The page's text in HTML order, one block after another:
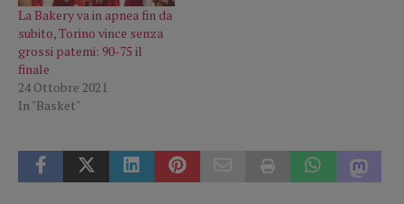
La Bakery va in apnea fin da
subito, Torino vince senza
grossi patemi: 90-75 il
finale
24 Ottobre 2021
In "Basket"